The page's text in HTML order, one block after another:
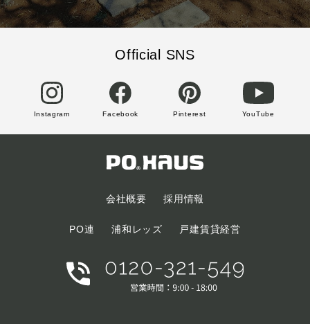
Official SNS
Instagram Facebook Pinterest YouTube
会社概要 採用情報
PO連 浦和レッズ 戸建賃貸経営